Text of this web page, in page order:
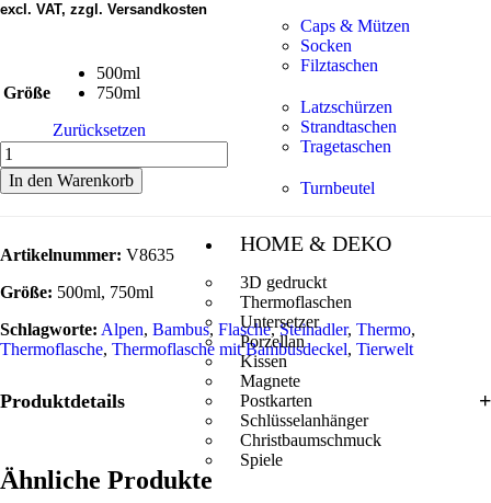
Caps & Mützen
Socken
Filztaschen
Latzschürzen
Strandtaschen
Tragetaschen
Turnbeutel
HOME & DEKO
3D gedruckt
Thermoflaschen
Untersetzer
Porzellan
Kissen
Magnete
Postkarten
Schlüsselanhänger
Christbaumschmuck
Spiele
excl. VAT, zzgl. Versandkosten
Größe
500ml
750ml
Zurücksetzen
In den Warenkorb
Artikelnummer: V8635
Größe: 500ml, 750ml
Schlagworte: Alpen, Bambus, Flasche,Steinadler, Thermo,
Thermoflasche, Thermoflasche mit Bambusdeckel, Tierwelt
Produktdetails
Ähnliche Produkte